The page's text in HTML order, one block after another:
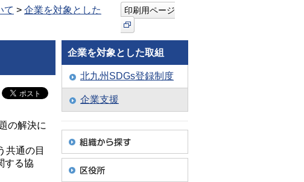
て > 企業を対象とした
印刷用ページ
の解決に
共通の目
する協
企業を対象とした取組
北九州SDGs登録制度
企業支援